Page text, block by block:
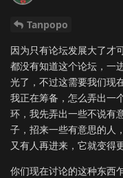
Tanpopo
因为只有论坛发展大了才
都没有知道这个论坛，一
光了，不过这需要我们现
我正在筹备，怎么弄出一
环，我先弄出一些不说有
子，招来一些有意思的人
又有人再进来，它就变得
你们现在讨论的这种东西